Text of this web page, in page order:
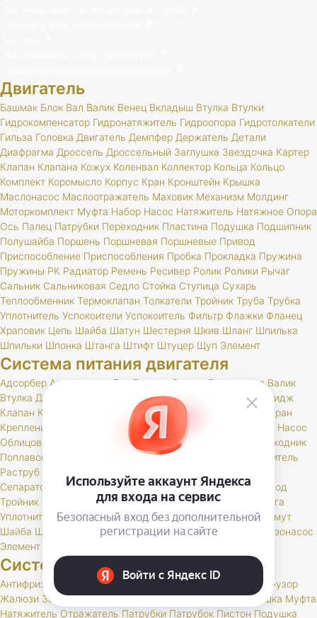
Двигатель
Башмак Блок Вал Валик Венец Вкладыш Втулка Втулки
Гидрокомпенсатор Гидронатяжитель Гидроопора Гидротолкатели
Гильза Головка Двигатель Демпфер Держатель Детали
Диафрагма Дроссель Дроссельный Заглушка Звездочка Картер
Клапан Клапана Кожух Коленвал Коллектор Кольца Кольцо
Комплект Коромысло Корпус Кран Кронштейн Крышка
Маслонасос Маслоотражатель Маховик Механизм Молдинг
Моторкомплект Муфта Набор Насос Натяжитель Натяжное Опора
Ось Палец Патрубки Переходник Пластина Подушка Подшипник
Полушайба Поршень Поршневая Поршневые Привод
Приспособление Приспособления Пробка Прокладка Пружина
Пружины РК Радиатор Ремень Ресивер Ролик Ролики Рычаг
Сальник Сальниковая Седло Стойка Ступица Сухарь
Теплообменник Термоклапан Толкатели Тройник Труба Трубка
Уплотнитель Успокоители Успокоитель Фильтр Флажки Фланец
Храповик Цепь Шайба Шатун Шестерня Шкив Шланг Шпилька
Шпильки Шпонка Штанга Штифт Штуцер Щуп Элемент
Система питания двигателя
Адсорбер Акселератор Бак Бензозаборник Бензонасос Валик
Втулка Диафрагма Дроссельный Игла
Картридж
Клапан Клапаны Компенсатор Комплект Корпус
Кран
Крепление
Крышка Масло Муфта
Насос
Облицовка
Патрубки Патрубок
Переходник
Поплавок
Пружина
Распылитель
Раструб
Сепаратор
Скоба Соединение Соединитель Топливопровод
Тройник Труба Трубка Трубопровод Турбокомпрессор
Тяга
Уплотнитель Упор Фиксатор Фильтр Фланец Форсунка
Хомут
Шайба Шланг Шпилька Штуцер Экономайзер
Электробензонасос
Элемент
Система охлаждения
Антифриз Бачок Валик Вентилятор
Диффузор
Жалюзи Заглушка Кольцо Корпус Кран Кронштейн Крышка Муфта
Натяжитель Отражатель Патрубки Патрубок Пистон Подушка